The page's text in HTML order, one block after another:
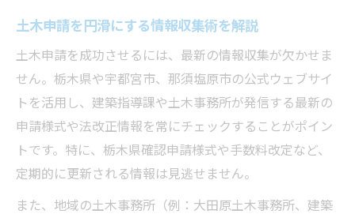
土木申請を円滑にする情報収集術を解説
土木申請を成功させるには、最新の情報収集が欠かせま
せん。栃木県や宇都宮市、那須塩原市の公式ウェブサイ
トを活用し、建築指導課や土木事務所が発信する最新の
申請様式や法改正情報を常にチェックすることがポイン
トです。特に、栃木県確認申請様式や手数料改定など、
定期的に更新される情報は見逃せません。
また、地域の土木事務所（例：大田原土木事務所、建築